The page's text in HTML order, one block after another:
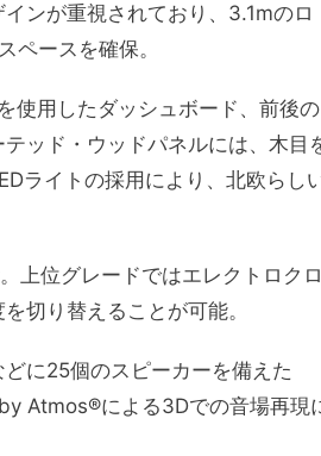
ンが重視されており、3.1mのロ
ペースを確保。
使用したダッシュボード、前後の
ッド・ウッドパネルには、木目
ライトの採用により、北欧らし
上位グレードではエレクトロク
切り替えることが可能。
に25個のスピーカーを備えた
Atmos®による3Dでの音場再現